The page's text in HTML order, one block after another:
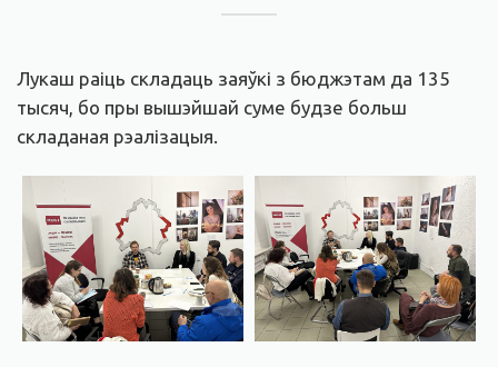
Лукаш раіць складаць заяўкі з бюджэтам да 135
тысяч, бо пры вышэйшай суме будзе больш
складаная рэалізацыя.